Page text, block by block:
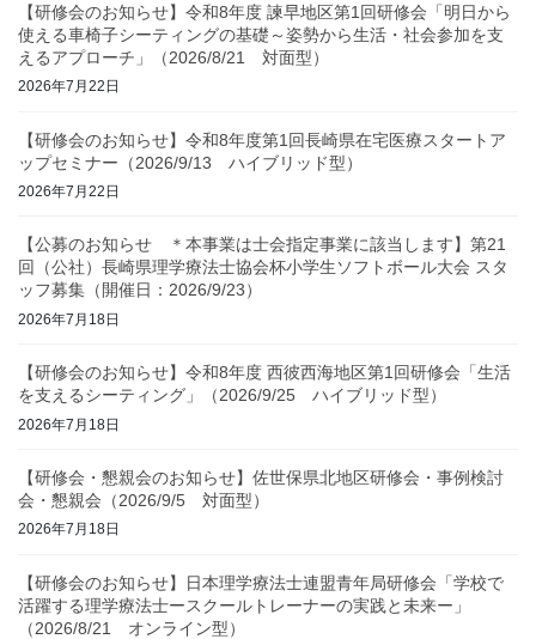
【研修会のお知らせ】令和8年度 諫早地区第1回研修会「明日から
使える車椅子シーティングの基礎～姿勢から生活・社会参加を支
えるアプローチ」（2026/8/21 対面型）
2026年7月22日
【研修会のお知らせ】令和8年度第1回長崎県在宅医療スタートア
ップセミナー（2026/9/13 ハイブリッド型）
2026年7月22日
【公募のお知らせ ＊本事業は士会指定事業に該当します】第21
回（公社）長崎県理学療法士協会杯小学生ソフトボール大会 スタ
ッフ募集（開催日：2026/9/23）
2026年7月18日
【研修会のお知らせ】令和8年度 西彼西海地区第1回研修会「生活
を支えるシーティング」（2026/9/25 ハイブリッド型）
2026年7月18日
【研修会・懇親会のお知らせ】佐世保県北地区研修会・事例検討
会・懇親会（2026/9/5 対面型）
2026年7月18日
【研修会のお知らせ】日本理学療法士連盟青年局研修会「学校で
活躍する理学療法士ースクールトレーナーの実践と未来ー」
（2026/8/21 オンライン型）